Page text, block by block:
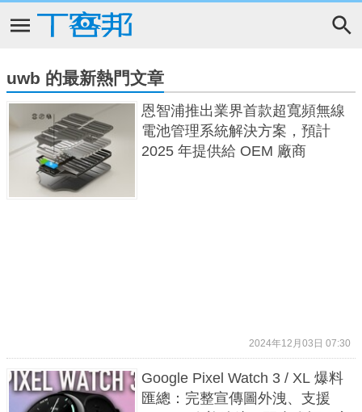
uwb 的最新熱門文章
恩智浦推出業界首款超寬頻無線
電池管理系統解決方案，預計
2025 年提供給 OEM 廠商
2024年12月03日 07:30
Google Pixel Watch 3 / XL 爆料
匯總：完整宣傳圖外洩、支援